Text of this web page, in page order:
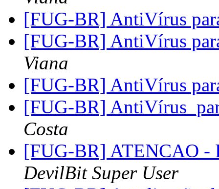
[FUG-BR] AntiVírus
[FUG-BR] AntiVírus
Viana
[FUG-BR] AntiVírus
[FUG-BR]
Costa
[FUG-BR] ATENCAO -
DevilBit Super User